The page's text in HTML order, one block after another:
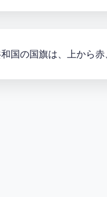
国の国旗は、上から赤